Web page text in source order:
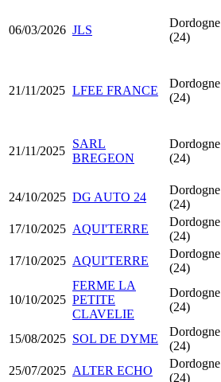
06/03/2026 JLS
Dordogne
(24)
21/11/2025 LFEE FRANCE
Dordogne
(24)
21/11/2025
SARL
BREGEON
Dordogne
(24)
24/10/2025 DG AUTO 24
Dordogne
(24)
17/10/2025 AQUI'TERRE
Dordogne
(24)
17/10/2025 AQUI'TERRE
Dordogne
(24)
10/10/2025
FERME LA
PETITE
CLAVELIE
Dordogne
(24)
15/08/2025 SOL DE DYME
Dordogne
(24)
25/07/2025 ALTER ECHO
Dordogne
(24)